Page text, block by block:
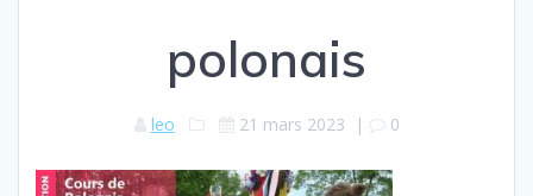
polonais
leo 21 mars 2023 | 0